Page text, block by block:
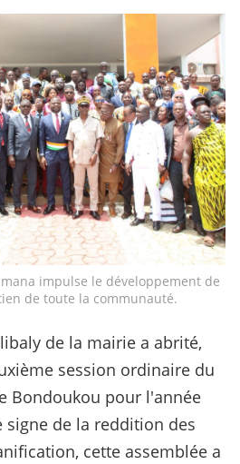
impulse le développement de
de toute la communauté.
de la mairie a abrité,
session ordinaire du
Bondoukou pour l'année
signe de la reddition des
cette assemblée a